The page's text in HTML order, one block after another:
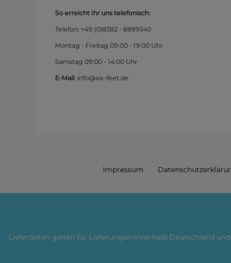
So erreicht Ihr uns telefonisch:
Telefon: +49 (0)8382 - 8899340
Montag - Freitag 09:00 - 19:00 Uhr
Samstag 09:00 - 14:00 Uhr
E-Mail : info@six-feet.de
Impressum
Lieferzeiten gelten für Lieferungen innerhalb Deutschland